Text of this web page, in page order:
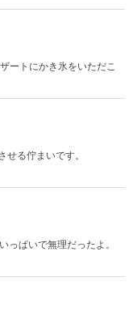
ートにかき氷をいただこ
る佇まいです。
っぱいで無理だったよ。